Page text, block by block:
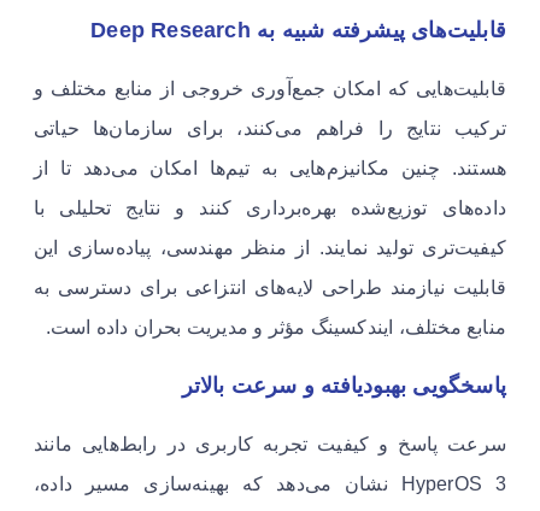
قابلیت‌های پیشرفته شبیه به Deep Research
قابلیت‌هایی که امکان جمع‌آوری خروجی از منابع مختلف و
ترکیب نتایج را فراهم می‌کنند، برای سازمان‌ها حیاتی
هستند. چنین مکانیزم‌هایی به تیم‌ها امکان می‌دهد تا از
داده‌های توزیع‌شده بهره‌برداری کنند و نتایج تحلیلی با
کیفیت‌تری تولید نمایند. از منظر مهندسی، پیاده‌سازی این
قابلیت نیازمند طراحی لایه‌های انتزاعی برای دسترسی به
منابع مختلف، ایندکسینگ مؤثر و مدیریت بحران داده است.
پاسخگویی بهبودیافته و سرعت بالاتر
سرعت پاسخ و کیفیت تجربه کاربری در رابط‌هایی مانند
HyperOS 3 نشان می‌دهد که بهینه‌سازی مسیر داده،